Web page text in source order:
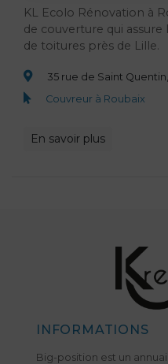
KL Ecolo Rénovation à
de couverture qui
de toitures près de Lille.
35 rue de Saint
Couvreur à Roubaix
En savoir plus
INFORMATIONS
Big-position est un